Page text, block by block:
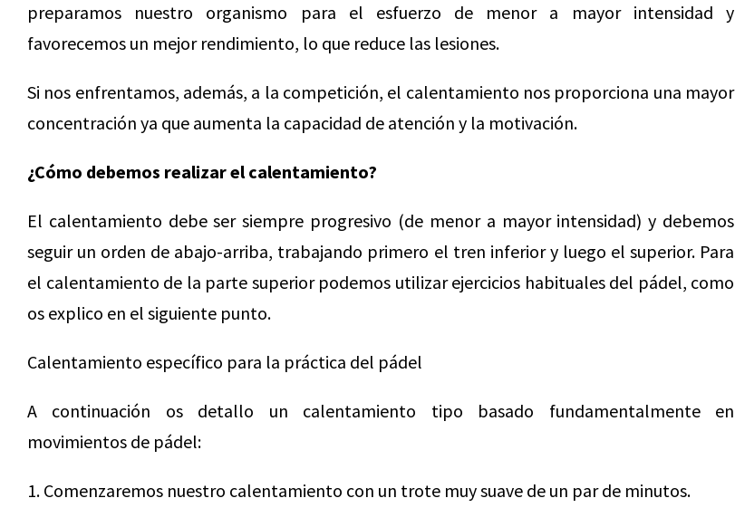
preparamos nuestro organismo para el esfuerzo de menor a mayor intensidad y
favorecemos un mejor rendimiento, lo que reduce las lesiones.
Si nos enfrentamos, además, a la competición, el calentamiento nos proporciona una mayor
concentración ya que aumenta la capacidad de atención y la motivación.
¿Cómo debemos realizar el calentamiento?
El calentamiento debe ser siempre progresivo (de menor a mayor intensidad) y debemos
seguir un orden de abajo-arriba, trabajando primero el tren inferior y luego el superior. Para
el calentamiento de la parte superior podemos utilizar ejercicios habituales del pádel, como
os explico en el siguiente punto.
Calentamiento específico para la práctica del pádel
A continuación os detallo un calentamiento tipo basado fundamentalmente en
movimientos de pádel:
1. Comenzaremos nuestro calentamiento con un trote muy suave de un par de minutos.